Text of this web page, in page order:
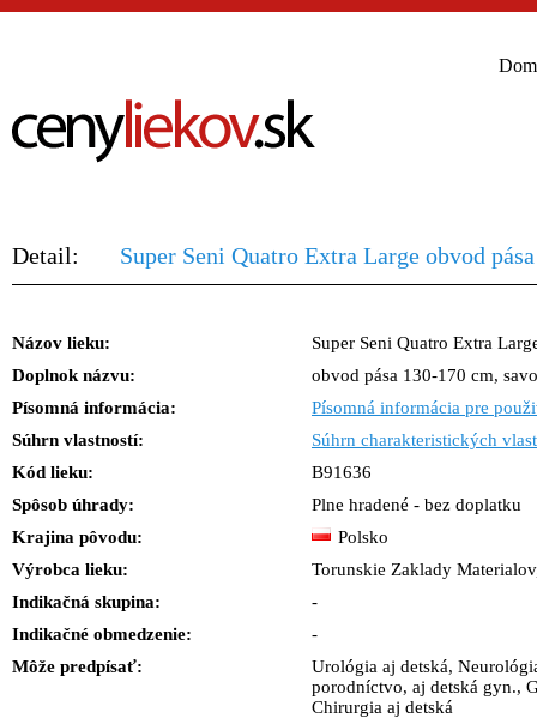
Detail: Super Seni Quatro Extra Large obvod
Názov lieku:
Super Seni Quatro Extra
Doplnok názvu:
obvod pása 130-170 cm,
Písomná informácia:
Písomná informácia pre
Súhrn vlastností:
Súhrn charakteristických
Kód lieku:
B91636
Spôsob úhrady:
Plne hradené - bez doplatku
Krajina pôvodu:
Polsko
Výrobca lieku:
Torunskie Zaklady
Indikačná skupina:
-
Indikačné obmedzenie:
-
Môže predpísať:
Urológia aj detská,
porodníctvo, aj detská gyn.,
Chirurgia aj detská